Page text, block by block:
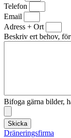
Telefon
Email
Adress + Ort
Beskriv ert behov,
Bifoga gärna bilder,
Skicka
Dräneringsfirma